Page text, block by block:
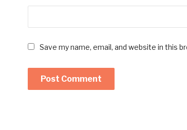
Save my name, email, and website in this